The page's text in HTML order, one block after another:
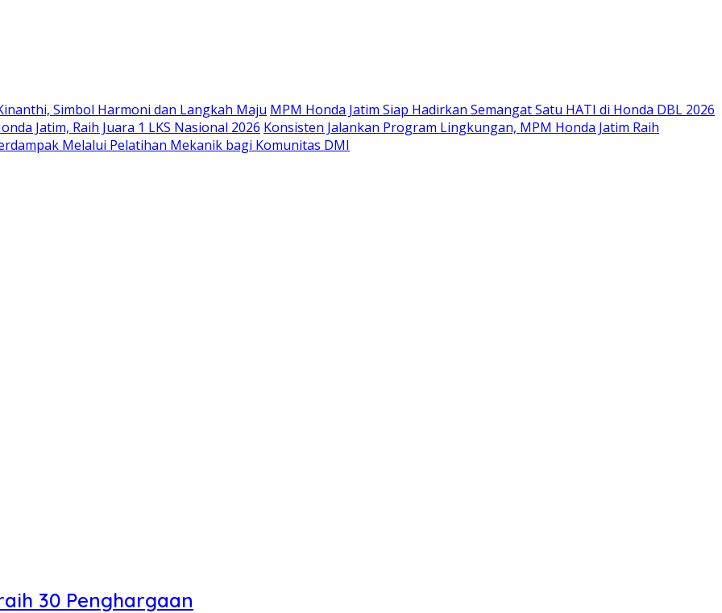
Simbol Harmoni dan Langkah Maju MPM Honda Jatim Siap Hadirkan Semangat Satu HATI di Honda DBL 2026
Jatim, Raih Juara 1 LKS Nasional 2026 Konsisten Jalankan Program Lingkungan, MPM Honda Jatim Raih
Melalui Pelatihan Mekanik bagi Komunitas DMI
30 Penghargaan